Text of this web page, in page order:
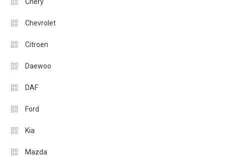
Chery
Chevrolet
Citroen
Daewoo
DAF
Ford
Kia
Mazda